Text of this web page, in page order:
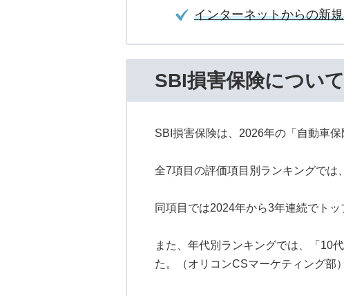
インターネットからの新
SBI損害保険について
SBI損害保険は、2026年の「自動車
全7項目の評価項目別ランキングでは
同項目では2024年から3年連続でト
また、年代別ランキングでは、「10
た。（オリコンCSマーケティング部）